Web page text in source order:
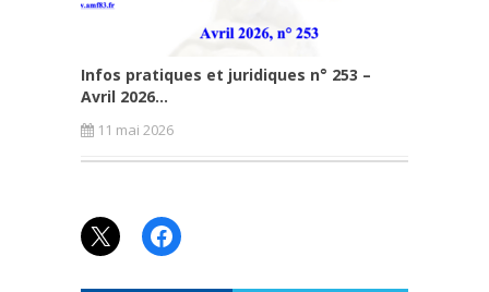
Infos pratiques et juridiques n° 253 –
Avril 2026...
11 mai 2026
X Facebook